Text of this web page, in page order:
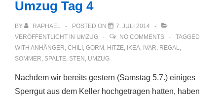
Umzug Tag 4
BY RAPHAEL POSTED ON
7. JULI 2014
VERÖFFENTLICHT IN UMZUG NO COMMENTS
TAGGED
WITH ANHÄNGER, CHILI , GORM , HITZE, IKEA, IVAR, REGAL,
SOMMER, SPALTE, STEN , UMZUG
Nachdem wir bereits gestern (Samstag 5.7.) einiges
Sperrgut aus dem Keller hochgetragen hatten, haben